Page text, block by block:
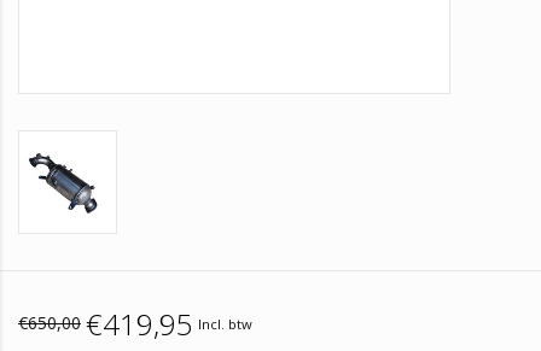
€650,00 €419,95 Incl. btw